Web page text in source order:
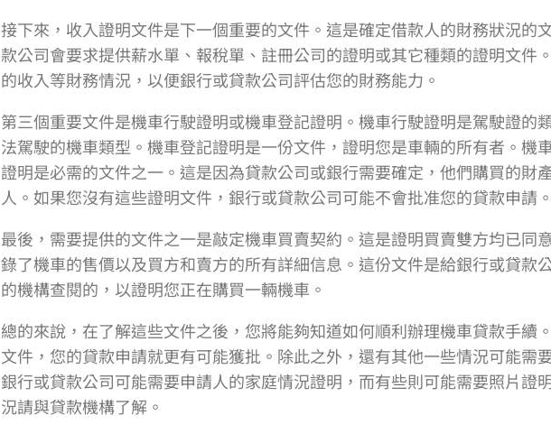
接下來，收入證明文件是下一個重要的文件。這是確定借款人的財務狀況的
款公司會要求提供薪水單、報稅單、註冊公司的證明或其它種類的證明文件
的收入等財務情況，以便銀行或貸款公司評估您的財務能力。
第三個重要文件是機車行駛證明或機車登記證明。機車行駛證明是駕駛證的
法駕駛的機車類型。機車登記證明是一份文件，證明您是車輛的所有者。機
證明是必需的文件之一。這是因為貸款公司或銀行需要確定，他們購買的財
人。如果您沒有這些證明文件，銀行或貸款公司可能不會批准您的貸款申請。
最後，需要提供的文件之一是敲定機車買賣契約。這是證明買賣雙方均已同
錄了機車的售價以及買方和賣方的所有詳細信息。這份文件是給銀行或貸款
的機構查閱的，以證明您正在購買一輛機車。
總的來說，在了解這些文件之後，您將能夠知道如何順利辦理機車貸款手續
文件，您的貸款申請就更有可能獲批。除此之外，還有其他一些情況可能需
銀行或貸款公司可能需要申請人的家庭情況證明，而有些則可能需要照片證
況請與貸款機構了解。